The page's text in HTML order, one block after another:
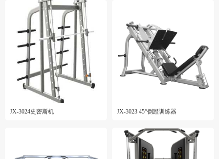
JX-3024史密斯机 JX-3023 45°倒蹬训练器